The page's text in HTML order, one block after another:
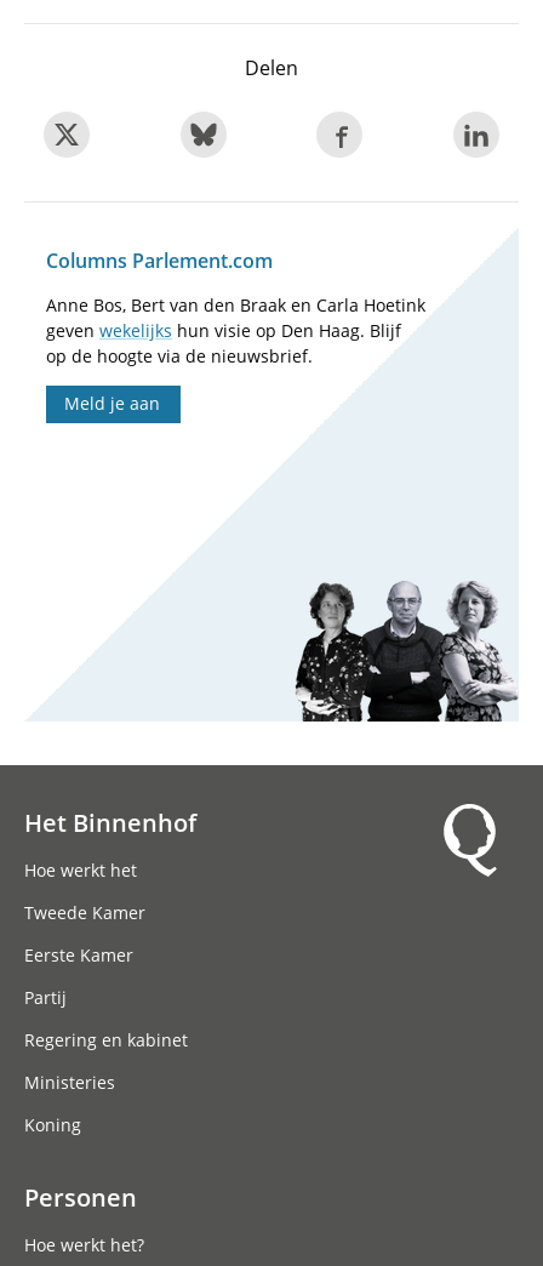
Delen
Columns Parlement.com
Anne Bos, Bert van den Braak en Carla Hoetink
geven wekelijks hun visie op Den Haag. Blijf
op de hoogte via de nieuwsbrief.
Meld je aan
Het Binnenhof
Hoe werkt het
Tweede Kamer
Eerste Kamer
Partij
Regering en kabinet
Ministeries
Koning
Personen
Hoe werkt het?